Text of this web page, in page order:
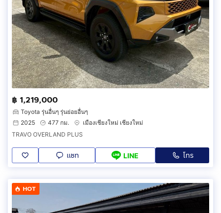
฿ 1,219,000
Toyota รุ่นอื่นๆ รุ่นย่อยอื่นๆ
2025
477 กม.
เมืองเชียงใหม่ เชียงใหม่
TRAVO OVERLAND PLUS
แชท LINE โทร
HOT